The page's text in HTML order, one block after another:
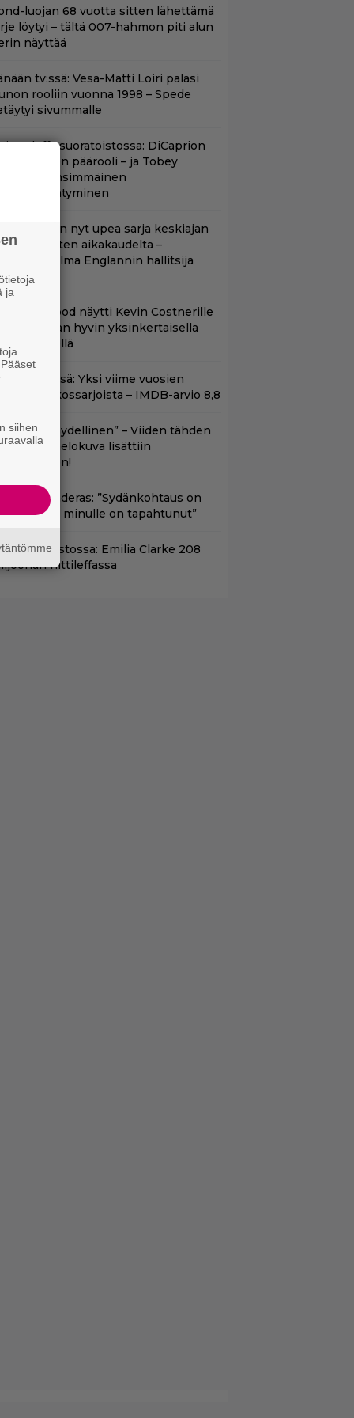
luojan 68 vuotta sitten lähettämä
löytyi – tältä 007-hahmon piti alun
näyttää
tv:ssä: Vesa-Matti Loiri palasi
rooliin vuonna 1998 – Spede
sivummalle
suoratoistossa: DiCaprion
päärooli – ja Tobey
ensimmäinen
on nyt upea sarja keskiajan
aikakaudelta –
julma Englannin hallitsija
VIII
Eastwood näytti Kevin Costnerille
paikan hyvin yksinkertaisella
Netflixissä: Yksi viime vuosien
rikossarjoista – IMDB-arvio 8,8
täydellinen” – Viiden tähden
lisättiin
Banderas: ”Sydänkohtaus on
mitä minulle on tapahtunut”
suoratoistossa: Emilia Clarke 208
hittileffassa
ja
siihen